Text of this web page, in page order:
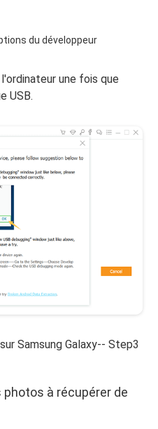
du développeur
une fois que
USB.
Samsung Galaxy-- Step3
à récupérer de